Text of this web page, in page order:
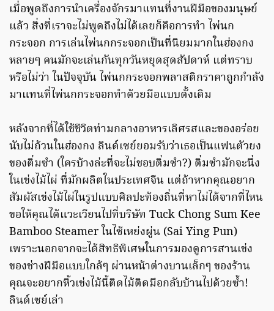
เมื่อพูดถึงการนำเครื่องจักรมาแทนที่งานฝีมือของมนุษย์
แล้ว สิ่งที่เราจะไม่พูดถึงไม่ได้เลยก็คือการทำ ไพ่นก
กระจอก การเล่นไพ่นกกระจอกเป็นที่นิยมมากในฮ่องกง
หลายๆ คนมักจะเล่นกันทุกวันหยุดสุดสัปดาห์ แต่ทราบ
หรือไม่ว่า ในปัจจุบัน ไพ่นกกระจอกพลาสติกราคาถูกกำลัง
มาแทนที่ไพ่นกกระจอกทำด้วยมือแบบดั้งเดิม
หลังจากที่ได้ใช้ชีวิตท่ามกลางอาหารเลิศรสและของอร่อย
นับไม่ถ้วนในฮ่องกง ลินด์เซย์ยอมรับว่าเธอเป็นแฟนตัวยง
ของติ่มซำ (ใครบ้างล่ะที่จะไม่ชอบติ่มซำ?) ติ่มซำมักจะนึ่ง
ในเข่งไม้ไผ่ ที่มักผลิตในประเทศจีน แต่ถ้าหากคุณอยาก
สัมผัสเข่งไม้ไผ่ในรูปแบบศิลปะท้องถิ่นที่หาไม่ได้จากที่ไหน
ขอให้คุณได้แวะเวียนไปที่บริษัท Tuck Chong Sum Kee
Bamboo Steamer ในไซ้เหย่งผู่น (Sai Ying Pun)
เพราะนอกจากจะได้สิทธิพิเศษในการมองดูการสานเข่ง
ของช่างฝีมือแบบใกล้ๆ ผ่านหน้าต่างบานเล็กๆ ของร้าน
คุณจะอยากหิ้วเข่งไม้นี้ติดไม้ติดมือกลับบ้านไปด้วยซ้ำ!
ลินด์เซย์เล่า